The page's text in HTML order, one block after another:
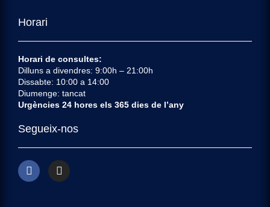
Horari
Horari de consultes:
Dilluns a divendres: 9:00h – 21:00h
Dissabte: 10:00 a 14:00
Diumenge: tancat
Urgències 24 hores els 365 dies de l’any
Segueix-nos